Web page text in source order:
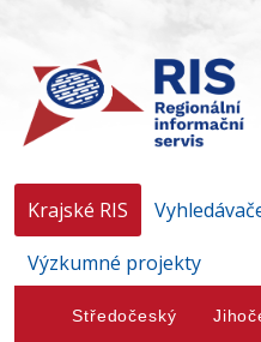
Krajské RIS
Výzkumné projekty
Středočeský